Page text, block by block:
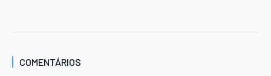
COMENTÁRIOS